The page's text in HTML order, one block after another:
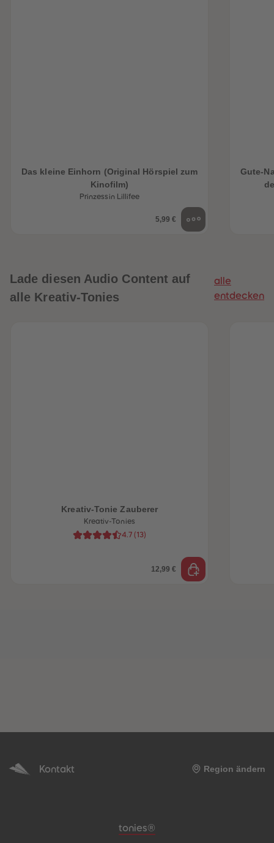
Das kleine Einhorn (Original Hörspiel zum
Kinofilm)
Prinzessin Lillifee
5,99 €
Gute-
Lade diesen Audio Content auf
alle Kreativ-Tonies
alle
entdecken
Kreativ-Tonie Zauberer
Kreativ-Tonies
4.7 (13)
12,99 €
Kontakt Region ändern
Meta-Navigation Footer
tonies®